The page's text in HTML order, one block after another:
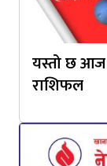
यस्तो छ आज
राशिफल